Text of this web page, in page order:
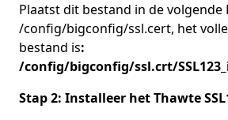
Plaatst dit bestand in de volgende
/config/bigconfig/ssl.cert, het
bestand is:
/config/bigconfig/ssl.crt/
Stap 2: Installeer het Thawte